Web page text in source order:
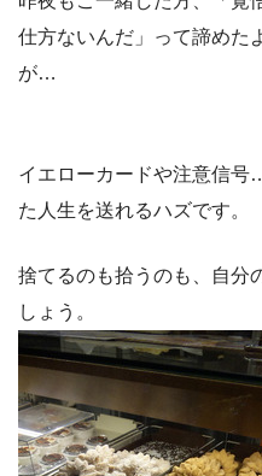
仕方ないんだ」って諦めた
が…
イエローカードや注意信
た人生を送れるハズです。
捨てるのも拾うのも、自分
しょう。